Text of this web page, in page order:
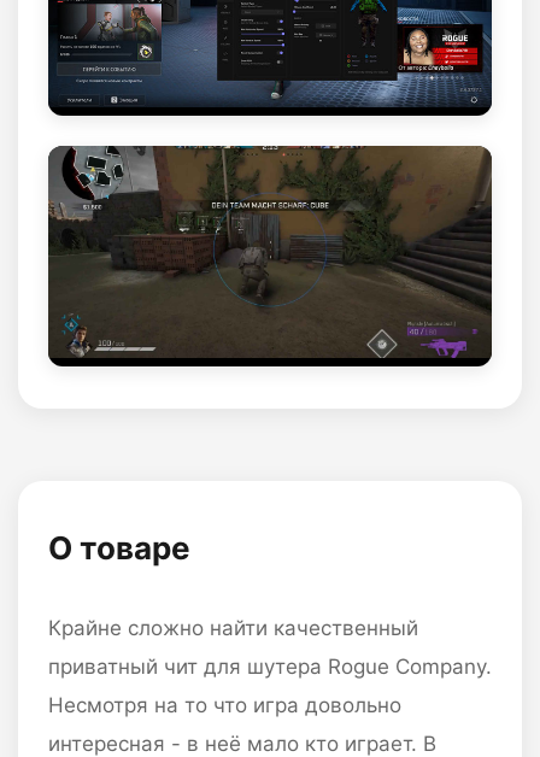
О товаре
Крайне сложно найти качественный
приватный чит для шутера Rogue Company.
Несмотря на то что игра довольно
интересная - в неё мало кто играет. В